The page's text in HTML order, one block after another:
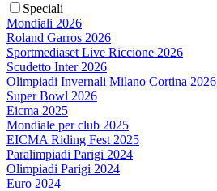
Speciali
Mondiali 2026
Roland Garros 2026
Sportmediaset Live Riccione 2026
Scudetto Inter 2026
Olimpiadi Invernali Milano Cortina 2026
Super Bowl 2026
Eicma 2025
Mondiale per club 2025
EICMA Riding Fest 2025
Paralimpiadi Parigi 2024
Olimpiadi Parigi 2024
Euro 2024